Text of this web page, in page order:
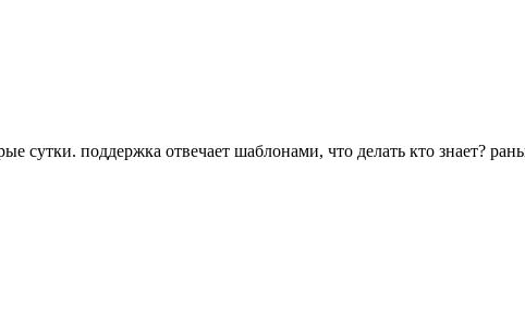
сутки. поддержка отвечает шаблонами, что делать кто знает?